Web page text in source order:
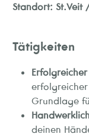
Standort: St.Veit
Tätigkeiten
Erfolgreicher
erfolgreicher
Grundlage
deinen